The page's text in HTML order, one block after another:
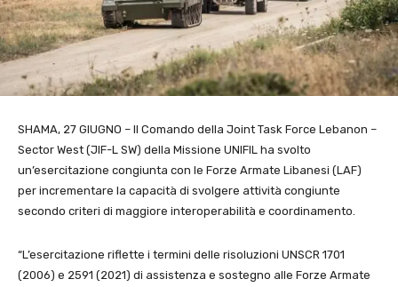
SHAMA, 27 GIUGNO – Il Comando della Joint Task Force Lebanon –
Sector West (JIF-L SW) della Missione UNIFIL ha svolto
un’esercitazione congiunta con le Forze Armate Libanesi (LAF)
per incrementare la capacità di svolgere attività congiunte
secondo criteri di maggiore interoperabilità e coordinamento.
“L’esercitazione riflette i termini delle risoluzioni UNSCR 1701
(2006) e 2591 (2021) di assistenza e sostegno alle Forze Armate